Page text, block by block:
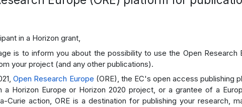
in a Horizon grant,
is to inform you about the possibility to use the Open Research
your project (and any other publications).
Open Research Europe (ORE), the EC's open access publishing
a Horizon Europe or Horizon 2020 project, or a grantee of a
Curie action, ORE is a destination for publishing your research,